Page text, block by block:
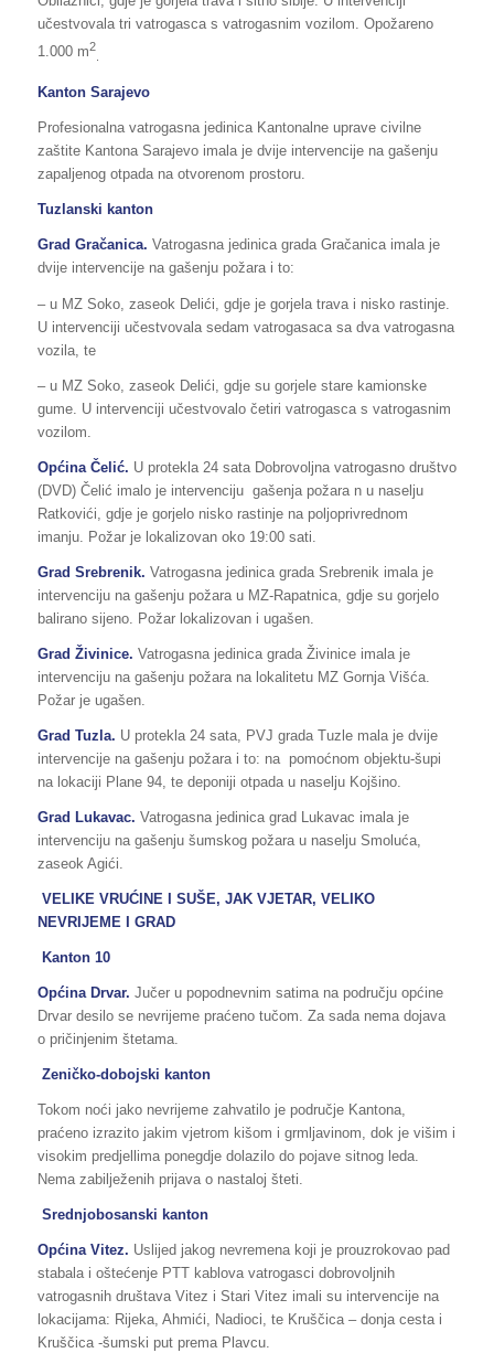
učestvovala tri vatrogasca s vatrogasnim vozilom. Opožareno
1.000 m2
Kanton Sarajevo
Profesionalna vatrogasna jedinica Kantonalne uprave civilne
zaštite Kantona Sarajevo imala je dvije intervencije na gašenju
zapaljenog otpada na otvorenom prostoru.
Tuzlanski kanton
Grad Gračanica. Vatrogasna jedinica grada Gračanica imala je
dvije intervencije na gašenju požara i to:
– u MZ Soko, zaseok Delići, gdje je gorjela trava i nisko rastinje.
U intervenciji učestvovala sedam vatrogasaca sa dva vatrogasna
vozila, te
– u MZ Soko, zaseok Delići, gdje su gorjele stare kamionske
gume. U intervenciji učestvovalo četiri vatrogasca s vatrogasnim
vozilom.
Općina Čelić. U protekla 24 sata Dobrovoljna vatrogasno društvo
(DVD) Čelić imalo je intervenciju gašenja požara n u naselju
Ratkovići, gdje je gorjelo nisko rastinje na poljoprivrednom
imanju. Požar je lokalizovan oko 19:00 sati.
Grad Srebrenik. Vatrogasna jedinica grada Srebrenik imala je
intervenciju na gašenju požara u MZ-Rapatnica, gdje su gorjelo
balirano sijeno. Požar lokalizovan i ugašen.
Grad Živinice. Vatrogasna jedinica grada Živinice imala je
intervenciju na gašenju požara na lokalitetu MZ Gornja Višća.
Požar je ugašen.
Grad Tuzla. U protekla 24 sata, PVJ grada Tuzle mala je dvije
intervencije na gašenju požara i to: na pomoćnom objektu-šupi
na lokaciji Plane 94, te deponiji otpada u naselju Kojšino.
Grad Lukavac. Vatrogasna jedinica grad Lukavac imala je
intervenciju na gašenju šumskog požara u naselju Smoluća,
zaseok Agići.
VELIKE VRUĆINE I SUŠE, JAK VJETAR, VELIKO
NEVRIJEME I GRAD
Kanton 10
Općina Drvar. Jučer u popodnevnim satima na području općine
Drvar desilo se nevrijeme praćeno tučom. Za sada nema dojava
o pričinjenim štetama.
Zeničko-dobojski kanton
Tokom noći jako nevrijeme zahvatilo je područje Kantona,
praćeno izrazito jakim vjetrom kišom i grmljavinom, dok je višim i
visokim predjellima ponegdje dolazilo do pojave sitnog leda.
Nema zabilježenih prijava o nastaloj šteti.
Srednjobosanski kanton
Općina Vitez. Uslijed jakog nevremena koji je prouzrokovao pad
stabala i oštećenje PTT kablova vatrogasci dobrovoljnih
vatrogasnih društava Vitez i Stari Vitez imali su intervencije na
lokacijama: Rijeka, Ahmići, Nadioci, te Kruščica – donja cesta i
Kruščica -šumski put prema Plavcu.